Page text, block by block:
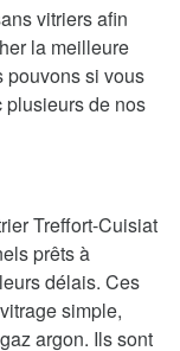
vitriers afin
la meilleure
pouvons si vous
plusieurs de nos
Treffort-Cuisiat
prêts à
délais. Ces
simple,
argon. Ils sont